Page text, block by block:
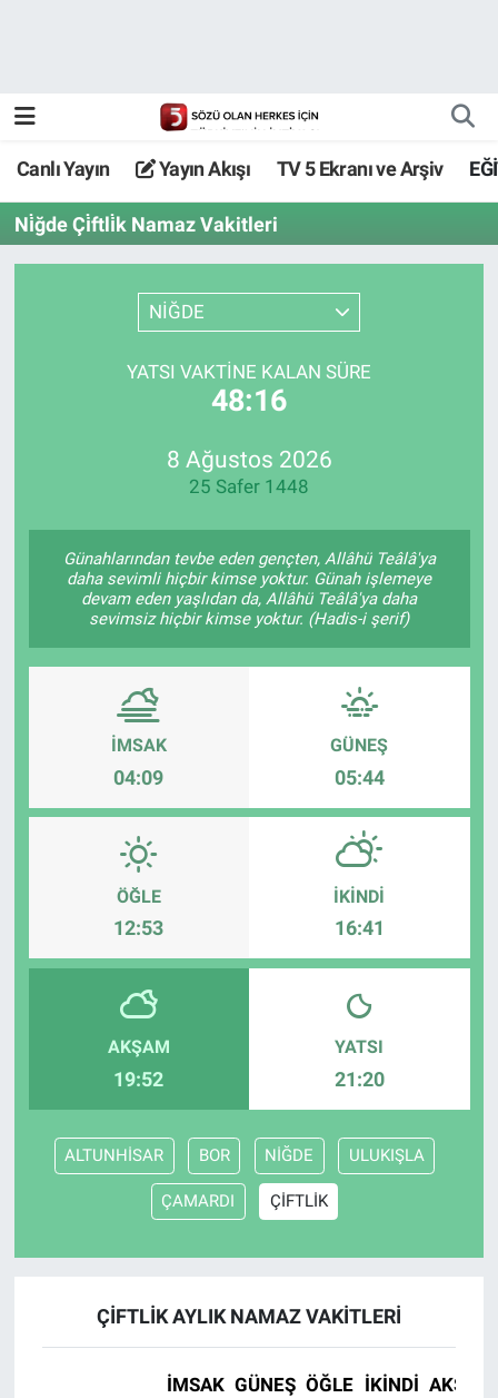
Canlı Yayın Yayın Akışı TV 5 Ekranı ve Arşiv
Ni̇ğde Çi̇ftli̇k Namaz Vakitleri
NİĞDE
YATSI VAKTİNE KALAN SÜRE
48:16
8 Ağustos 2026
25 Safer 1448
Günahlarından tevbe eden gençten, Allâhü Teâlâ'ya
daha sevimli hiçbir kimse yoktur. Günah işlemeye
devam eden yaşlıdan da, Allâhü Teâlâ'ya daha
sevimsiz hiçbir kimse yoktur. (Hadis-i şerif)
İMSAK
04:09
GÜNEŞ
05:44
ÖĞLE
12:53
İKINDI
16:41
AKŞAM
19:52
YATSI
21:20
ALTUNHİSAR BOR NİĞDE ULUKIŞLA
ÇAMARDI ÇİFTLİK
ÇİFTLİK AYLIK NAMAZ VAKITLERI
İMSAK GÜNEŞ ÖĞLE İKINDI AKŞAM
TV 5 Ekranı ve Arşiv